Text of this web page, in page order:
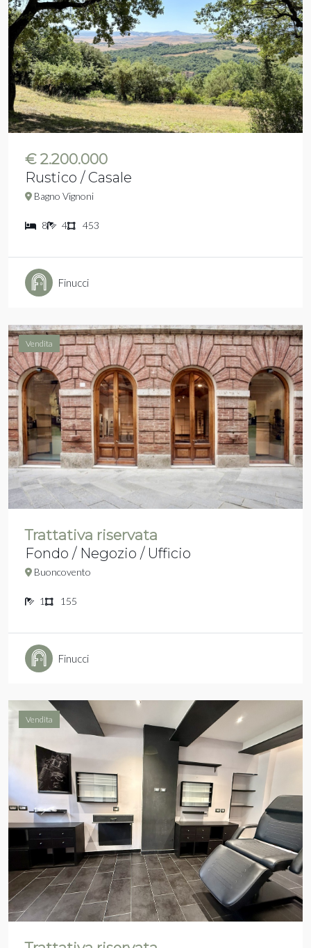
€ 2.200.000
Rustico / Casale
Bagno Vignoni
8 4 453
Finucci
Vendita
Trattativa riservata
Fondo / Negozio / Ufficio
Buoncovento
1 155
Finucci
Vendita